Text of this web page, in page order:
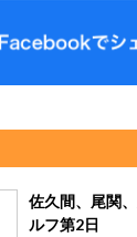
佐久間、尾関
ルフ第2日